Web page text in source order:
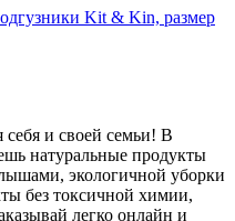
Kit & Kin, размер
и своей семьи! В
натуральные продукты
экологичной уборки
без токсичной химии,
легко онлайн и